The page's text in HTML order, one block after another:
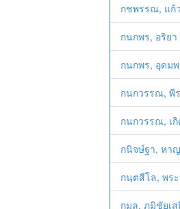
กชพรรณ, แ
กนกพร, อริยา
กนกพร, อุดม
กนกวรรณ, พี
กนกวรรณ, เ
กนิจษ์ฐา, หา
กนฺตสีโล, พร
กมล, ภูมิชัยเส